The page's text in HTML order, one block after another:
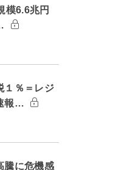
模6.6兆円
１％＝レジ
報…
騰に危機感